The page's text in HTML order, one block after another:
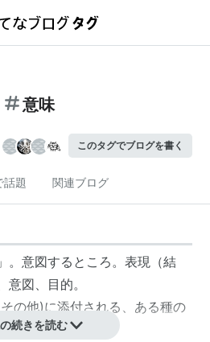
意味
このタグでブログを書く
話題 関連ブログ
。意図するところ。表現（結
図、目的。
の他)に添付される、ある種の
続きを読む